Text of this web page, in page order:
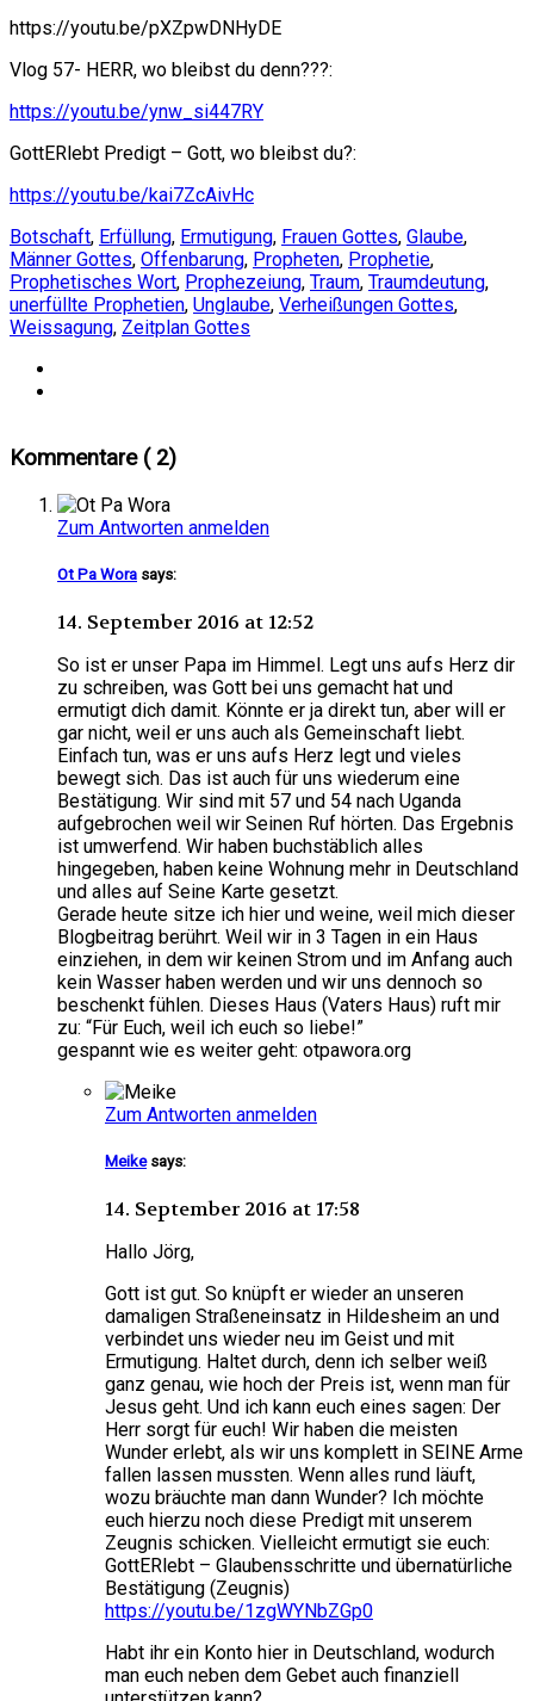
https://youtu.be/pXZpwDNHyDE
Vlog 57- HERR, wo bleibst du denn???:
https://youtu.be/ynw_si447RY
GottERlebt Predigt – Gott, wo bleibst du?:
https://youtu.be/kai7ZcAivHc
Botschaft, Erfüllung, Ermutigung, Frauen Gottes, Glaube,
Männer Gottes, Offenbarung, Propheten, Prophetie,
Prophetisches Wort, Prophezeiung, Traum, Traumdeutung,
unerfüllte Prophetien, Unglaube, Verheißungen Gottes,
Weissagung, Zeitplan Gottes
Kommentare ( 2)
Zum Antworten anmelden
Ot Pa Wora says:
14. September 2016 at 12:52
So ist er unser Papa im Himmel. Legt uns aufs Herz dir
zu schreiben, was Gott bei uns gemacht hat und
ermutigt dich damit. Könnte er ja direkt tun, aber will er
gar nicht, weil er uns auch als Gemeinschaft liebt.
Einfach tun, was er uns aufs Herz legt und vieles
bewegt sich. Das ist auch für uns wiederum eine
Bestätigung. Wir sind mit 57 und 54 nach Uganda
aufgebrochen weil wir Seinen Ruf hörten. Das Ergebnis
ist umwerfend. Wir haben buchstäblich alles
hingegeben, haben keine Wohnung mehr in Deutschland
und alles auf Seine Karte gesetzt.
Gerade heute sitze ich hier und weine, weil mich dieser
Blogbeitrag berührt. Weil wir in 3 Tagen in ein Haus
einziehen, in dem wir keinen Strom und im Anfang auch
kein Wasser haben werden und wir uns dennoch so
beschenkt fühlen. Dieses Haus (Vaters Haus) ruft mir
zu: “Für Euch, weil ich euch so liebe!”
gespannt wie es weiter geht: otpawora.org
Zum Antworten anmelden
Meikesays:
14. September 2016 at 17:58
Hallo Jörg,
Gott ist gut. So knüpft er wieder an unseren
damaligen Straßeneinsatz in Hildesheim an und
verbindet uns wieder neu im Geist und mit
Ermutigung. Haltet durch, denn ich selber weiß
ganz genau, wie hoch der Preis ist, wenn man für
Jesus geht. Und ich kann euch eines sagen: Der
Herr sorgt für euch! Wir haben die meisten
Wunder erlebt, als wir uns komplett in SEINE Arme
fallen lassen mussten. Wenn alles rund läuft,
wozu bräuchte man dann Wunder? Ich möchte
euch hierzu noch diese Predigt mit unserem
Zeugnis schicken. Vielleicht ermutigt sie euch:
GottERlebt – Glaubensschritte und übernatürliche
Bestätigung (Zeugnis)
https://youtu.be/1zgWYNbZGp0
Habt ihr ein Konto hier in Deutschland, wodurch
man euch neben dem Gebet auch finanziell